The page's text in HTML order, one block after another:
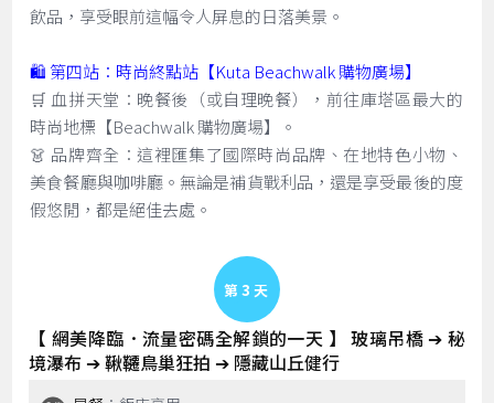
飲品，享受眼前這幅令人屏息的日落美景。
🛍️ 第四站：時尚終點站【Kuta Beachwalk 購物廣場】
🛒 血拼天堂：晚餐後（或自理晚餐），前往庫塔區最大的
時尚地標【Beachwalk 購物廣場】。
👗 品牌齊全：這裡匯集了國際時尚品牌、在地特色小物、
美食餐廳與咖啡廳。無論是補貨戰利品，還是享受最後的度
假悠閒，都是絕佳去處。
Day 3
【 網美降臨．流量密碼全解鎖的一天 】 玻璃吊橋 ➔ 秘
境瀑布 ➔ 鞦韆鳥巢狂拍 ➔ 隱藏山丘健行